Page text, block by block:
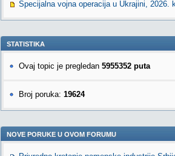
Specijalna vojna operacija u Ukrajini, 2026.
STATISTIKA
Ovaj topic je pregledan 5955352 puta
Broj poruka: 19624
NOVE PORUKE U OVOM FORUMU